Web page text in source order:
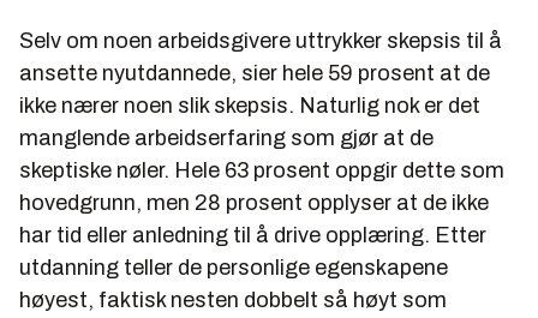
Selv om noen arbeidsgivere uttrykker skepsis til å
ansette nyutdannede, sier hele 59 prosent at de
ikke nærer noen slik skepsis. Naturlig nok er det
manglende arbeidserfaring som gjør at de
skeptiske nøler. Hele 63 prosent oppgir dette som
hovedgrunn, men 28 prosent opplyser at de ikke
har tid eller anledning til å drive opplæring. Etter
utdanning teller de personlige egenskapene
høyest, faktisk nesten dobbelt så høyt som